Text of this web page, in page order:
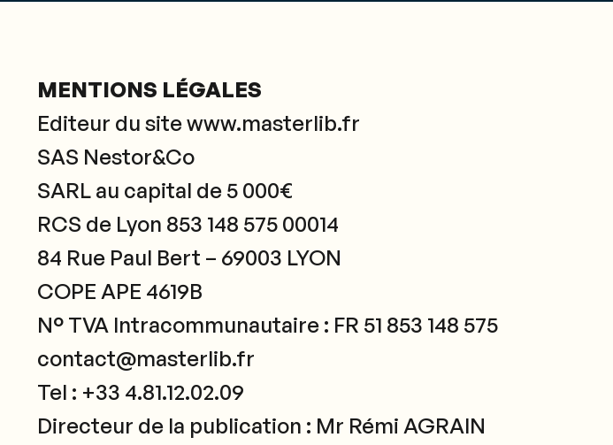
MENTIONS LÉGALES
Editeur du site www.masterlib.fr
SAS Nestor&Co
SARL au capital de 5 000€
RCS de Lyon 853 148 575 00014
84 Rue Paul Bert – 69003 LYON
COPE APE 4619B
N° TVA Intracommunautaire : FR 51 853 148 575
contact@masterlib.fr
Tel : +33 4.81.12.02.09
Directeur de la publication : Mr Rémi AGRAIN